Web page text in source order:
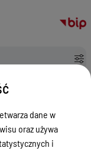
i
dane w
oraz używa
i